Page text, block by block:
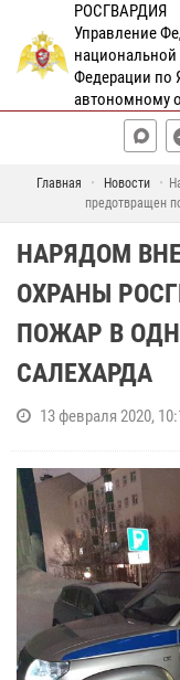
РОСГВАРДИЯ
Управление
национальной
Федерации по
автономному
Главная Новости
предотвращен
НАРЯДОМ
ОХРАНЫ
ПОЖАР В
САЛЕХАРДА
13 февраля 2020,